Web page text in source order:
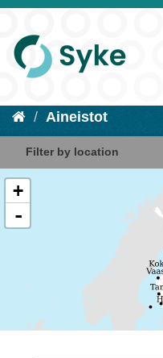
Aineistot
Filter by location
+
-